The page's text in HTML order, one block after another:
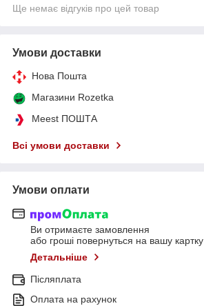
Ще немає відгуків про цей товар
Умови доставки
Нова Пошта
Магазини Rozetka
Meest ПОШТА
Всі умови доставки
Умови оплати
Ви отримаєте замовлення
або гроші повернуться на вашу картку
Детальніше
Післяплата
Оплата на рахунок